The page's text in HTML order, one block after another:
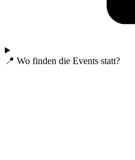
📍 Wo finden die Events statt?